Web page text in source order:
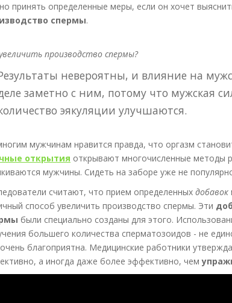
принять определенные меры, если он хочет
спермы.
производство спермы?
невероятны, и влияние на
заметно с ним, потому что мужская
эякуляции улучшаются.
мужчинам нравится правда, что оргазм
открытия открывают многочисленные методы
мужчины. Сидеть на заборе уже не
считают, что прием определенных добавок
способ увеличить производство спермы. Эти
были специально созданы для этого.
большего количества сперматозоидов - не
благоприятна. Медицинские работники
а иногда даже более эффективно, чем